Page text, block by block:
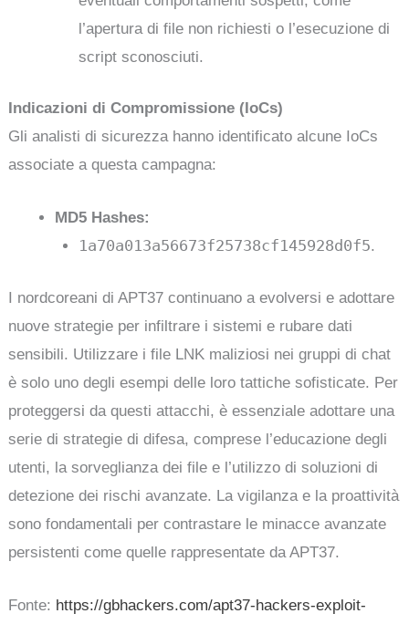
l’apertura di file non richiesti o l’esecuzione di
script sconosciuti.
Indicazioni di Compromissione (IoCs)
Gli analisti di sicurezza hanno identificato alcune IoCs
associate a questa campagna:
MD5 Hashes:
1a70a013a56673f25738cf145928d0f5.
I nordcoreani di APT37 continuano a evolversi e adottare
nuove strategie per infiltrare i sistemi e rubare dati
sensibili. Utilizzare i file LNK maliziosi nei gruppi di chat
è solo uno degli esempi delle loro tattiche sofisticate. Per
proteggersi da questi attacchi, è essenziale adottare una
serie di strategie di difesa, comprese l’educazione degli
utenti, la sorveglianza dei file e l’utilizzo di soluzioni di
detezione dei rischi avanzate. La vigilanza e la proattività
sono fondamentali per contrastare le minacce avanzate
persistenti come quelle rappresentate da APT37.
Fonte: https://gbhackers.com/apt37-hackers-exploit-